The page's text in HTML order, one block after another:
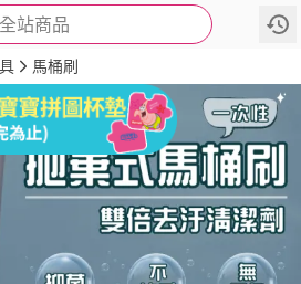
站商品
詳情
馬桶刷